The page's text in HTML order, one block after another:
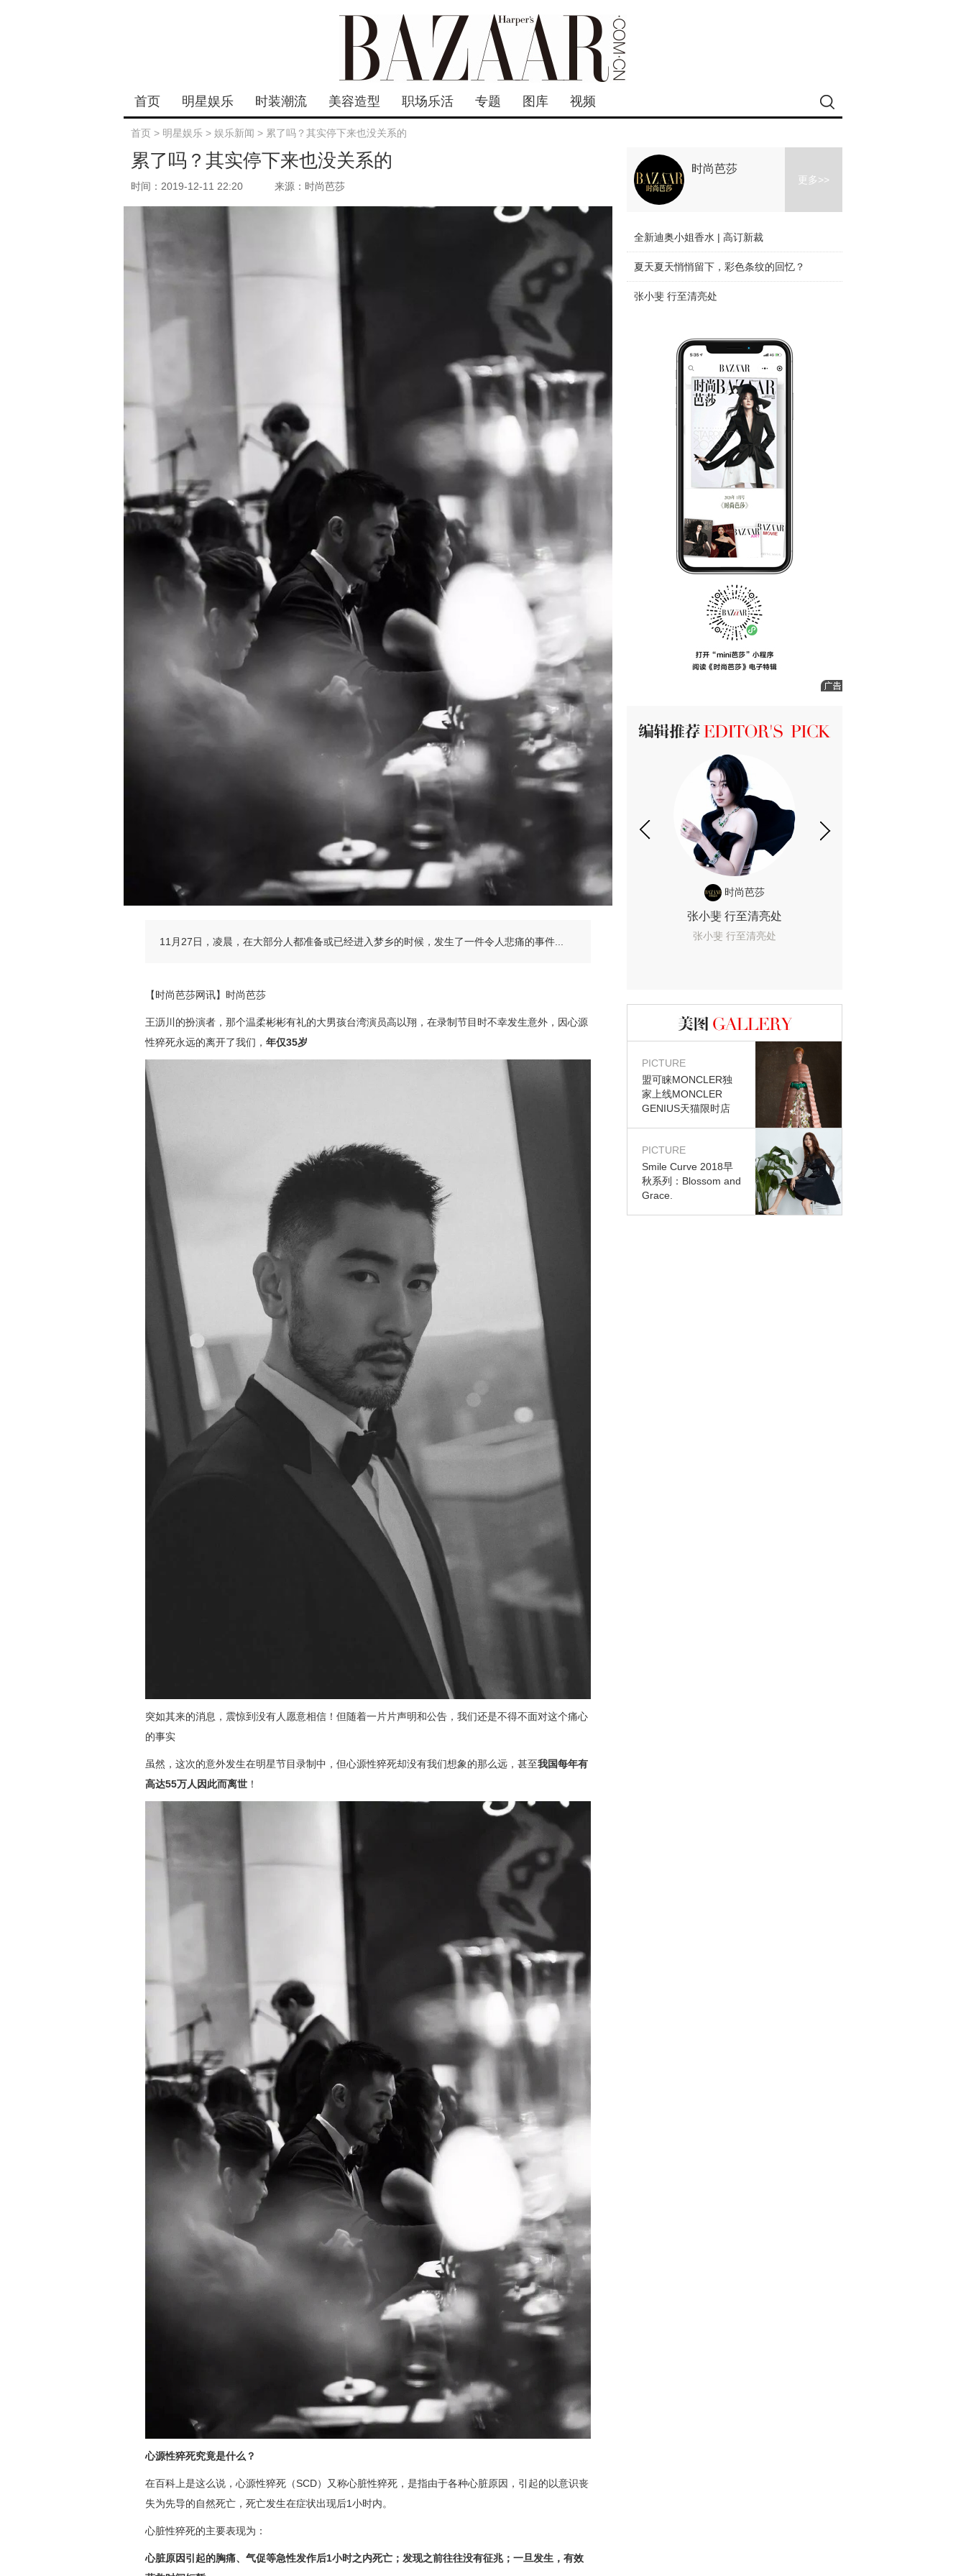
首页 明星娱乐 时装潮流 美容造型 职场乐活 专题 图库 视频
首页 > 明星娱乐 > 娱乐新闻 > 累了吗？其实停下来也没关系的
累了吗？其实停下来也没关系的
时间：2019-12-11 22:20 来源：时尚芭莎
11月27日，凌晨，在大部分人都准备或已经进入梦乡的时候，发生了一件令人悲痛的事件...
【时尚芭莎网讯】时尚芭莎
王沥川的扮演者，那个温柔彬彬有礼的大男孩台湾演员高以翔，在录制节目时不幸发生意外，因心源
性猝死永远的离开了我们， 年仅35岁
突如其来的消息，震惊到没有人愿意相信！但随着一片片声明和公告，我们还是不得不面对这个痛心
的事实
虽然，这次的意外发生在明星节目录制中，但心源性猝死却没有我们想象的那么远，甚至我国每年有
高达55万人因此而离世 ！
心源性猝死究竟是什么？
在百科上是这么说，心源性猝死（SCD）又称心脏性猝死，是指由于各种心脏原因，引起的以意识丧
失为先导的自然死亡，死亡发生在症状出现后1小时内。
心脏性猝死的主要表现为：
心脏原因引起的胸痛、气促等急性发作后1小时之内死亡； 发现之前往往没有征兆； 一旦发生，有效
时尚芭莎
更多>>
全新迪奥小姐香水 | 高订新裁
夏天夏天悄悄留下，彩色条纹的回忆？
张小斐 行至清亮处
时尚芭莎
张小斐 行至清亮处
张小斐 行至清亮处
图库
PICTURE
盟可睐MONCLER独
家上线MONCLER
GENIUS天猫限时店
PICTURE
Smile Curve 2018早
秋系列：Blossom and
Grace.